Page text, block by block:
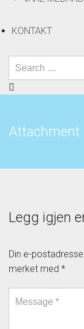
KONTAKT
Attachment
Legg igjen
Din e-
merket med *